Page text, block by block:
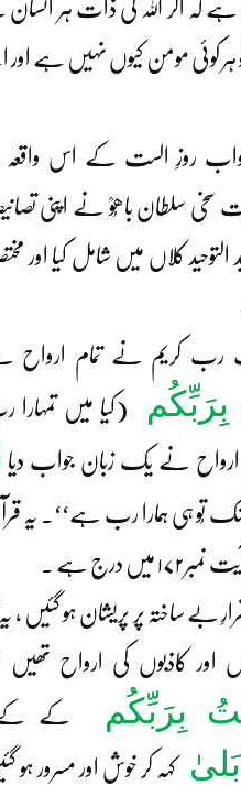
ہے کہ اگر اللہ کی ذات ہر
ہر کوئی مومن کیوں نہیں ہے اور
روزِ الست کے اس
سخی سلطان باھُوؒ نے اپنی
التوحید کلاں میں شامل کیا اور
رب کریم نے تمام ارواح
(کیا میں
ارواح نے یک زبان جواب دیا
تُو ہی ہمارا رب ہے‘‘۔ یہ
درج ہے ۔
بے ساختہ پر پریشان ہو گئیں ،
اور کاذبوں کی ارواح
بِرَبِّکُم کے کے
بَلیٰکہہ کر خوش اور مسرور